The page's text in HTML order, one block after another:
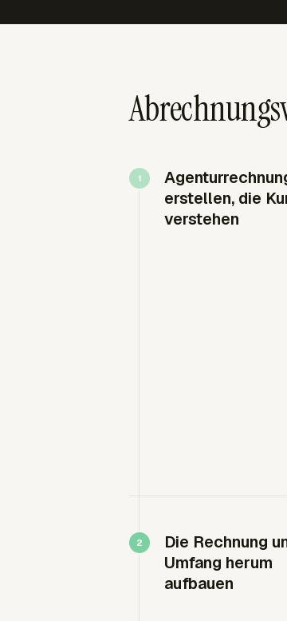
erstellen, die
verstehen
Die Rechnung
Umfang herum
aufbauen